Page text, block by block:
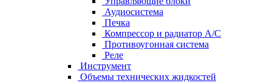
Аудиосистема
Печка
Компрессор и радиатор А/C
Противоугонная система
Реле
Инструмент
Объемы технических жидкостей